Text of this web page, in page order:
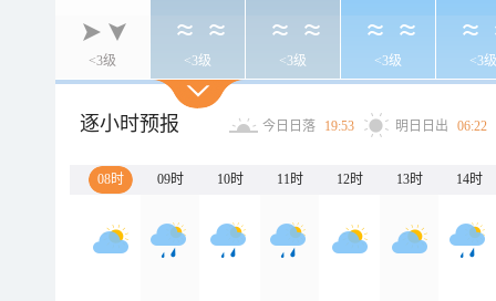
<3级 <3级 <3级 <3级 <3级
逐小时预报 今日日落 19:53 明日日出 06:22
08时 09时 10时 11时 12时 13时 14时